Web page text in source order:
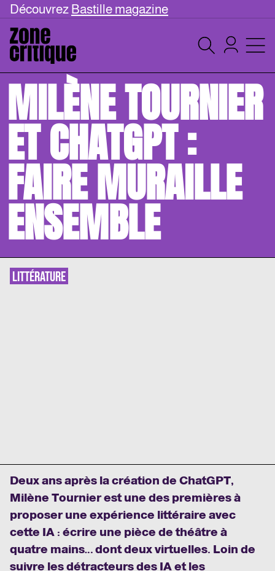
Découvrez Bastille magazine
MILÈNE TOURNIER
ET CHATGPT :
FAIRE MURAILLE
ENSEMBLE
LITTÉRATURE
Deux ans après la création de ChatGPT,
Milène Tournier est une des premières à
proposer une expérience littéraire avec
cette IA : écrire une pièce de théâtre à
quatre mains… dont deux virtuelles. Loin de
suivre les détracteurs des IA et les